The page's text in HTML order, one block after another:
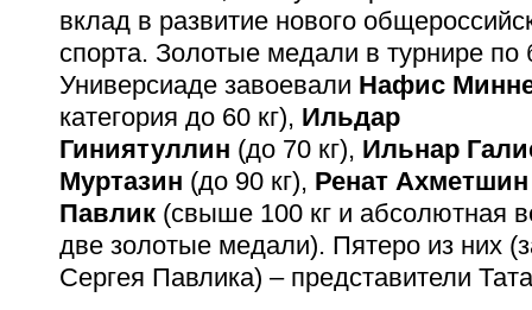
вклад в развитие нового
спорта. Золотые медали в турнире по
Универсиаде завоевали Нафис
категория до 60 кг), Ильдар
Гиниятуллин (до 70 кг), Ильнар
Муртазин (до 90 кг), Ренат
Павлик (свыше 100 кг и абсолютная
две золотые медали). Пятеро из них
Сергея Павлика) – представители